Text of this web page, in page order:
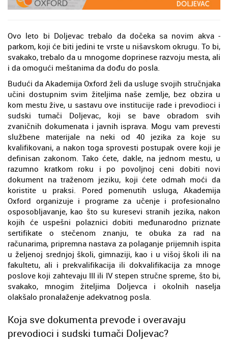
Ovo leto bi Doljevac trebalo da dočeka sa novim akva -
parkom, koji će biti jedini te vrste u nišavskom okrugu. To bi,
svakako, trebalo da u mnogome doprinese razvoju mesta, ali
i da omogući meštanima da dođu do posla.
Budući da Akademija Oxford želi da usluge svojih stručnjaka
učini dostupnim svim žiteljima naše zemlje, bez obzira u
kom mestu žive, u sastavu ove institucije rade i prevodioci i
sudski tumači Doljevac, koji se bave obradom svih
zvaničnih dokumenata i javnih isprava. Mogu vam prevesti
službene materijale na neki od 40 jezika za koje su
kvalifikovani, a nakon toga sprovesti postupak overe koji je
definisan zakonom. Tako ćete, dakle, na jednom mestu, u
razumno kratkom roku i po povoljnoj ceni dobiti novi
dokument na traženom jeziku, koji ćete odmah moći da
koristite u praksi. Pored pomenutih usluga, Akademija
Oxford organizuje i programe za učenje i profesionalno
osposobljavanje, kao što su kuresevi stranih jezika, nakon
kojih će uspešni polaznici dobiti međunarodno priznate
sertifikate o stečenom znanju, te obuka za rad na
računarima, pripremna nastava za polaganje prijemnih ispita
u željenoj srednjoj školi, gimnaziji, kao i u višoj školi ili na
fakultetu, ali i prekvalifikacija ili dokvalifikacija za mnoge
poslove koji zahtevaju III ili IV stepen stručne spreme, što bi,
svakako, mnogim žiteljima Doljevca i okolnih naselja
olakšalo pronalaženje adekvatnog posla.
Koja sve dokumenta prevode i overavaju
prevodioci i sudski tumači Doljevac?